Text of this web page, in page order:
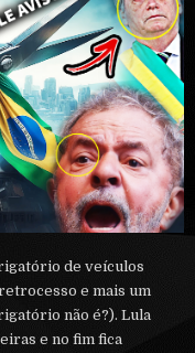
de veículos
e mais um
não é?). Lula
e no fim fica